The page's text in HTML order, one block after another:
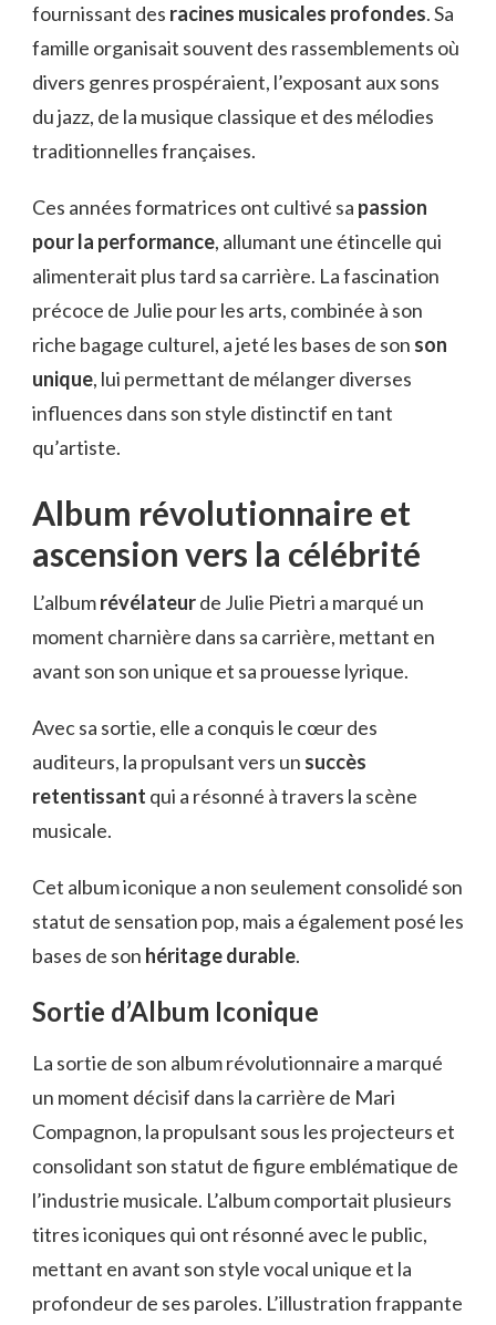
fournissant des racines musicales profondes. Sa
famille organisait souvent des rassemblements où
divers genres prospéraient, l’exposant aux sons
du jazz, de la musique classique et des mélodies
traditionnelles françaises.
Ces années formatrices ont cultivé sa passion
pour la performance, allumant une étincelle qui
alimenterait plus tard sa carrière. La fascination
précoce de Julie pour les arts, combinée à son
riche bagage culturel, a jeté les bases de son son
unique, lui permettant de mélanger diverses
influences dans son style distinctif en tant
qu’artiste.
Album révolutionnaire et
ascension vers la célébrité
L’albumrévélateurde Julie Pietri a marqué un
moment charnière dans sa carrière, mettant en
avant son son unique et sa prouesse lyrique.
Avec sa sortie, elle a conquis le cœur des
auditeurs, la propulsant vers un succès
retentissant qui a résonné à travers la scène
musicale.
Cet album iconique a non seulement consolidé son
statut de sensation pop, mais a également posé les
bases de son héritage durable.
Sortie d’Album Iconique
La sortie de son album révolutionnaire a marqué
un moment décisif dans la carrière de Mari
Compagnon, la propulsant sous les projecteurs et
consolidant son statut de figure emblématique de
l’industrie musicale. L’album comportait plusieurs
titres iconiques qui ont résonné avec le public,
mettant en avant son style vocal unique et la
profondeur de ses paroles. L’illustration frappante